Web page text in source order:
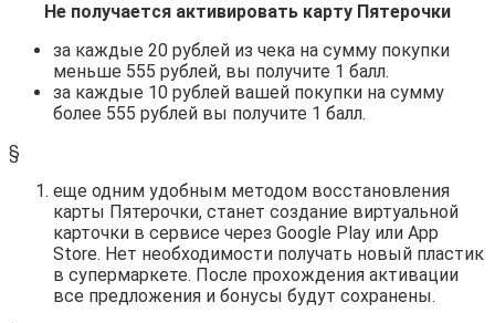
Не получается активировать карту Пятерочки
за каждые 20 рублей из чека на сумму покупки
меньше 555 рублей, вы получите 1 балл.
за каждые 10 рублей вашей покупки на сумму
более 555 рублей вы получите 1 балл.
§
еще одним удобным методом восстановления
карты Пятерочки, станет создание виртуальной
карточки в сервисе через Google Play или App
Store. Нет необходимости получать новый пластик
в супермаркете. После прохождения активации
все предложения и бонусы будут сохранены.